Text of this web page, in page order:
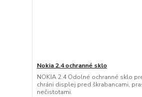
Nokia 2.4 ochranné sklo
NOKIA 2.4 Odolné ochranné sklo
chráni displej pred škrabancami,
nečistotami.